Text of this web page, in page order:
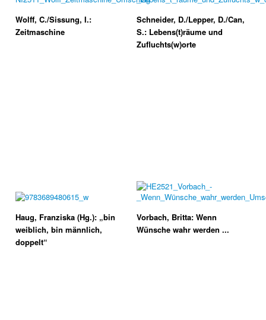
Wolff, C./Sissung, I.:
Zeitmaschine
Schneider, D./Lepper, D./Can,
S.: Lebens(t)räume und
Zufluchts(w)orte
Haug, Franziska (Hg.): „bin
weiblich, bin männlich,
doppelt“
Vorbach, Britta: Wenn
Wünsche wahr werden ...